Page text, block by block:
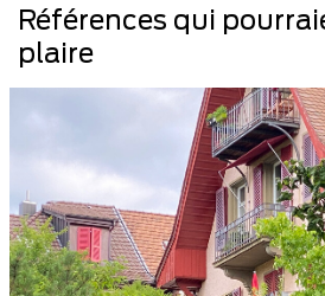
Références qui
plaire